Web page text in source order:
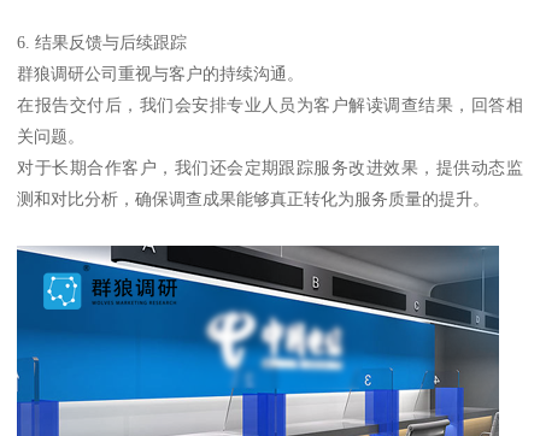
6. 结果反馈与后续跟踪
群狼调研公司重视与客户的持续沟通。
在报告交付后，我们会安排专业人员为客户解读调查结果，回答相
关问题。
对于长期合作客户，我们还会定期跟踪服务改进效果，提供动态监
测和对比分析，确保调查成果能够真正转化为服务质量的提升。